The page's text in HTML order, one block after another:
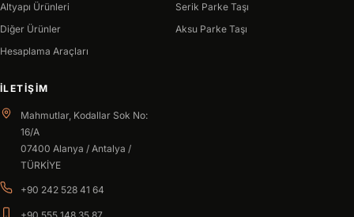
Altyapı Ürünleri
Diğer Ürünler
Hesaplama Araçları
Serik Parke Taşı
Aksu Parke Taşı
İLETIŞIM
Mahmutlar, Kodallar Sok No:
16/A
07400 Alanya / Antalya /
TÜRKİYE
+90 242 528 41 64